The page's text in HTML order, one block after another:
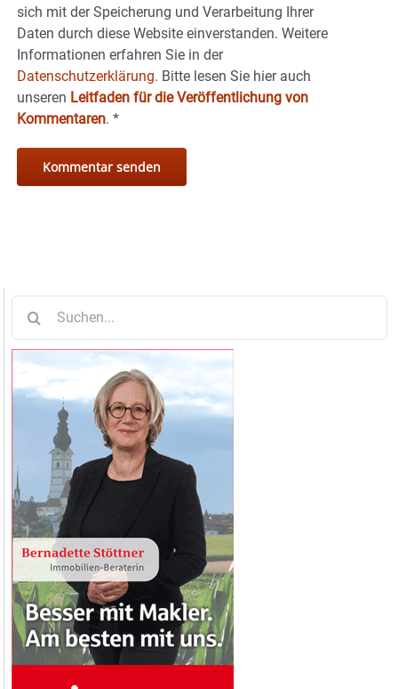
sich mit der Speicherung und Verarbeitung Ihrer
Daten durch diese Website einverstanden. Weitere
Informationen erfahren Sie in der
Datenschutzerklärung. Bitte lesen Sie hier auch
unseren Leitfaden für die Veröffentlichung von
Kommentaren. *
nach: